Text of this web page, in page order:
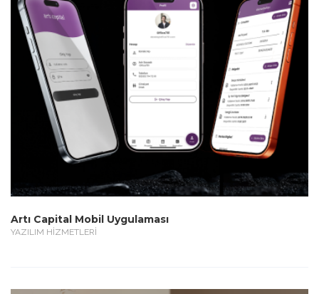
Artı Capital Mobil Uygulaması
YAZILIM HİZMETLERİ